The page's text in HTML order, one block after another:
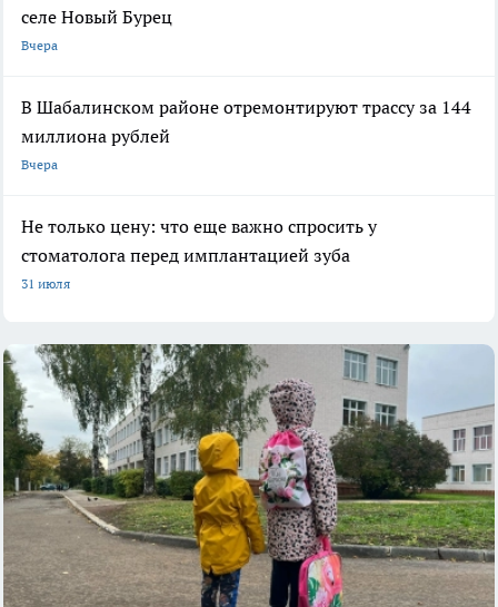
селе Новый Бурец
Вчера
В Шабалинском районе отремонтируют трассу за 144
миллиона рублей
Вчера
Не только цену: что еще важно спросить у
стоматолога перед имплантацией зуба
31 июля